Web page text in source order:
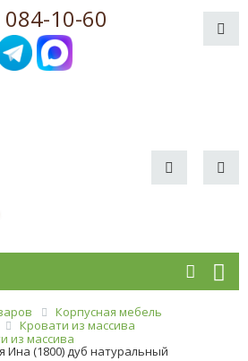
084-10-60
Корпусная мебель
Кровати из массива
из массива
Ина (1800) дуб натуральный